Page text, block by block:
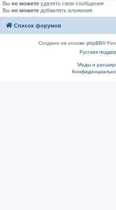
Вы не можете удалять свои сообщения
Вы не можете добавлять вложения
Список форумов
Создано на основе phpBB®
Русская
Моды и